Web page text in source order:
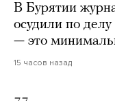
В Бурятии
осудили по
— это
15 часов назад